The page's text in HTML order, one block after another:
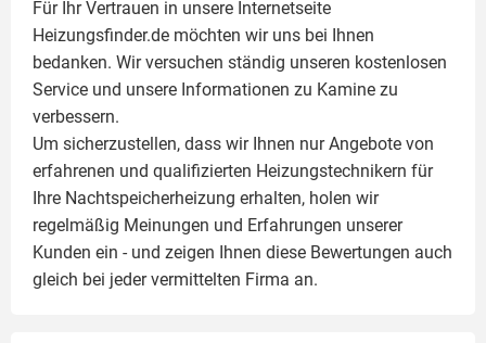
Für Ihr Vertrauen in unsere Internetseite
Heizungsfinder.de möchten wir uns bei Ihnen
bedanken. Wir versuchen ständig unseren kostenlosen
Service und unsere Informationen zu Kamine zu
verbessern.
Um sicherzustellen, dass wir Ihnen nur Angebote von
erfahrenen und qualifizierten Heizungstechnikern für
Ihre Nachtspeicherheizung erhalten, holen wir
regelmäßig Meinungen und Erfahrungen unserer
Kunden ein - und zeigen Ihnen diese Bewertungen auch
gleich bei jeder vermittelten Firma an.